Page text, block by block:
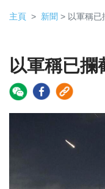
主頁 新聞 > 以軍稱已
以軍稱已攔